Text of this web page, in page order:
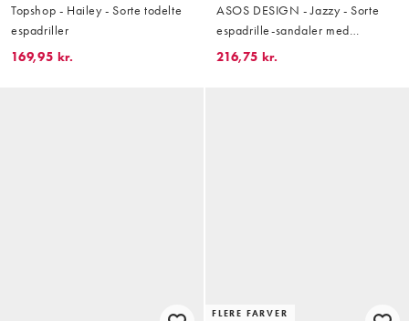
Topshop - Hailey - Sorte todelte
espadriller
169,95 kr.
ASOS DESIGN - Jazzy - Sorte
espadrille-sandaler med
sømdetaljer
216,75 kr.
FLERE FARVER